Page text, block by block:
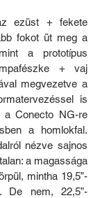
ezüst + fekete
fokot üt meg a
a prototípus
+ vaj
megvezetve a
is
a Conecto NG-re
a homlokfal.
nézve sajnos
a magassága
mintha 19,5”-
De nem, 22,5”-